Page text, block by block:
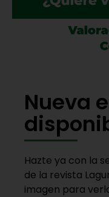
Nueva
Hazte ya con la
de la revista
imagen para